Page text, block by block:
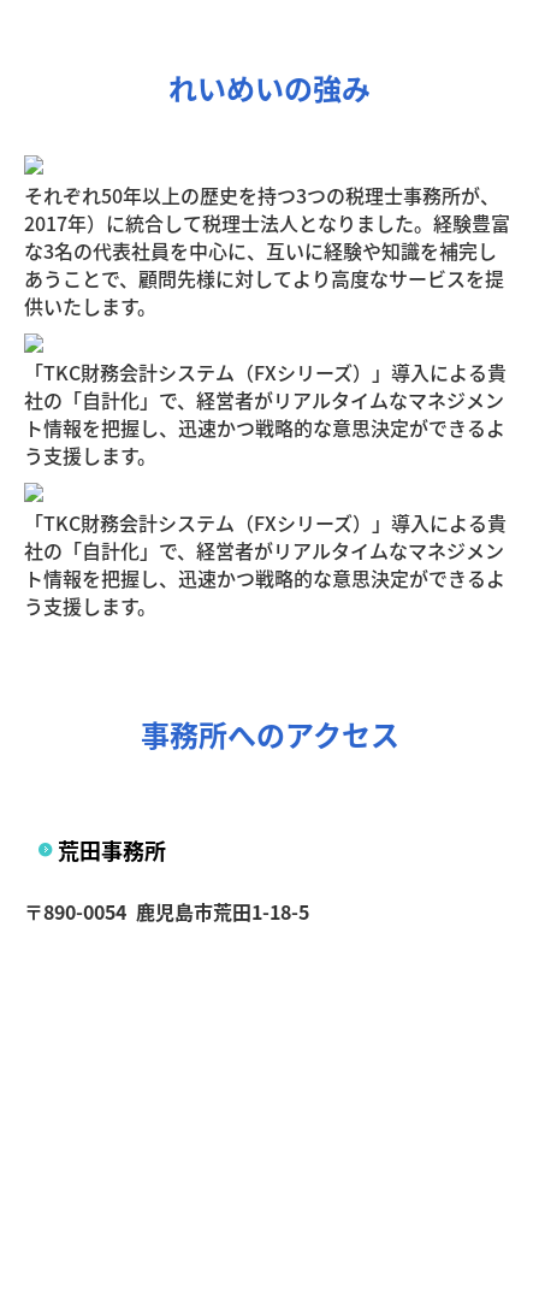
れいめいの強み
それぞれ50年以上の歴史を持つ3つの税理士事務所が、
2017年）に統合して税理士法人となりました。経験豊富
な3名の代表社員を中心に、互いに経験や知識を補完し
あうことで、顧問先様に対してより高度なサービスを提
供いたします。
「TKC財務会計システム（FXシリーズ）」導入による貴
社の「自計化」で、経営者がリアルタイムなマネジメン
ト情報を把握し、迅速かつ戦略的な意思決定ができるよ
う支援します。
「TKC財務会計システム（FXシリーズ）」導入による貴
社の「自計化」で、経営者がリアルタイムなマネジメン
ト情報を把握し、迅速かつ戦略的な意思決定ができるよ
う支援します。
事務所へのアクセス
荒田事務所
〒890-0054 鹿児島市荒田1-18-5